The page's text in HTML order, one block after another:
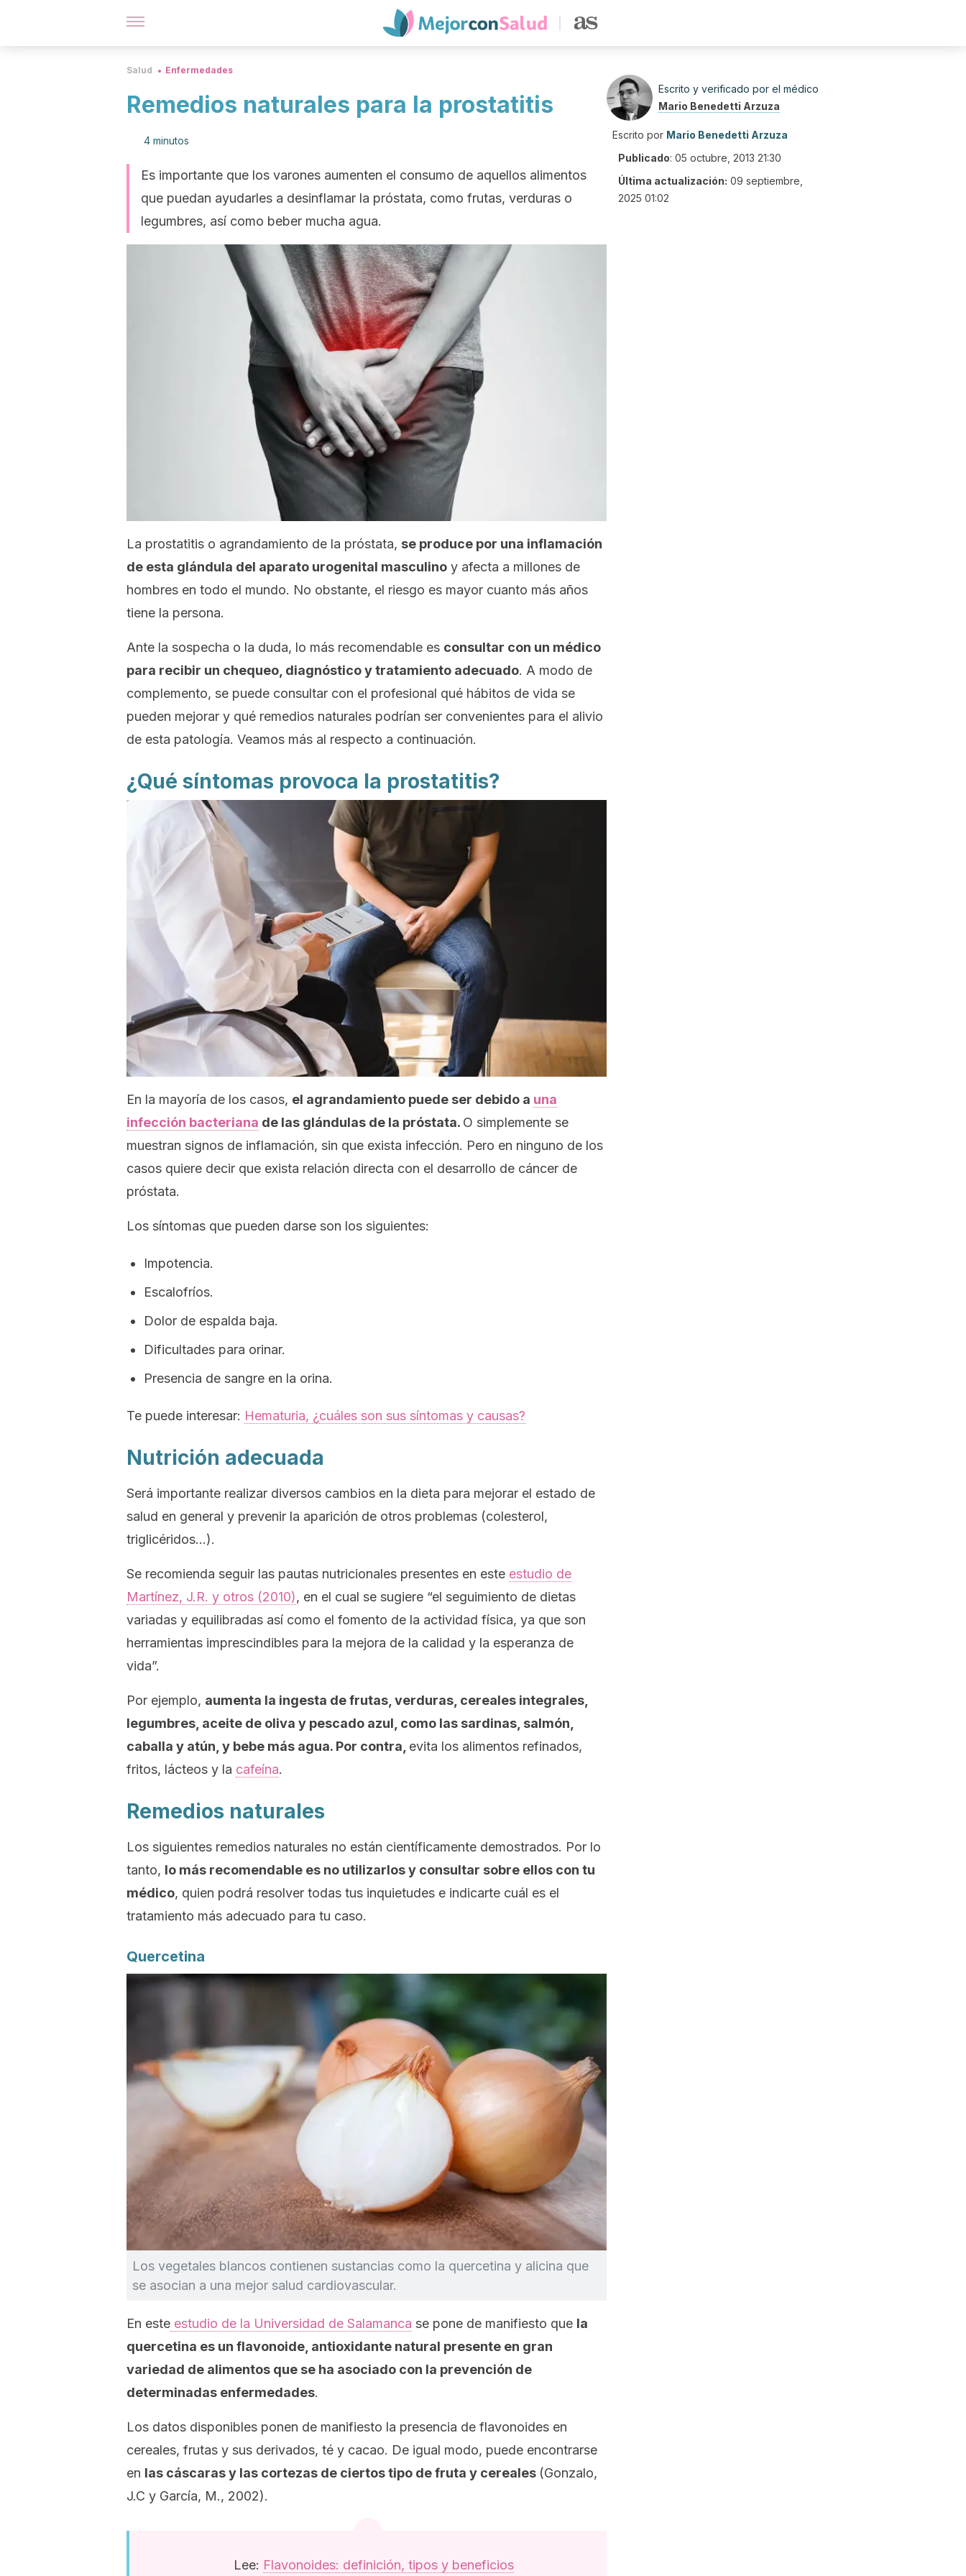
Salud Enfermedades
Remedios naturales para la prostatitis
4 minutos
Es importante que los varones aumenten el consumo de aquellos alimentos
que puedan ayudarles a desinflamar la próstata, como frutas, verduras o
legumbres, así como beber mucha agua.
La prostatitis o agrandamiento de la próstata, se produce por una inflamación
de esta glándula del aparato urogenital masculino y afecta a millones de
hombres en todo el mundo. No obstante, el riesgo es mayor cuanto más años
tiene la persona.
Ante la sospecha o la duda, lo más recomendable es consultar con un médico
para recibir un chequeo, diagnóstico y tratamiento adecuado. A modo de
complemento, se puede consultar con el profesional qué hábitos de vida se
pueden mejorar y qué remedios naturales podrían ser convenientes para el alivio
de esta patología. Veamos más al respecto a continuación.
¿Qué síntomas provoca la prostatitis?
En la mayoría de los casos, el agrandamiento puede ser debido a una
infección bacteriana de las glándulas de la próstata. O simplemente se
muestran signos de inflamación, sin que exista infección. Pero en ninguno de los
casos quiere decir que exista relación directa con el desarrollo de cáncer de
próstata.
Los síntomas que pueden darse son los siguientes:
Impotencia.
Escalofríos.
Dolor de espalda baja.
Dificultades para orinar.
Presencia de sangre en la orina.
Te puede interesar: Hematuria, ¿cuáles son sus síntomas y causas?
Nutrición adecuada
Será importante realizar diversos cambios en la dieta para mejorar el estado de
salud en general y prevenir la aparición de otros problemas (colesterol,
triglicéridos…).
Se recomienda seguir las pautas nutricionales presentes en este estudio de
Martínez, J.R. y otros (2010), en el cual se sugiere “el seguimiento de dietas
variadas y equilibradas así como el fomento de la actividad física, ya que son
herramientas imprescindibles para la mejora de la calidad y la esperanza de
vida”.
Por ejemplo, aumenta la ingesta de frutas, verduras, cereales integrales,
legumbres, aceite de oliva y pescado azul, como las sardinas, salmón,
caballa y atún, y bebe más agua. Por contra, evita los alimentos refinados,
fritos, lácteos y la cafeína.
Remedios naturales
Los siguientes remedios naturales no están científicamente demostrados. Por lo
tanto, lo más recomendable es no utilizarlos y consultar sobre ellos con tu
médico, quien podrá resolver todas tus inquietudes e indicarte cuál es el
tratamiento más adecuado para tu caso.
Quercetina
Los vegetales blancos contienen sustancias como la quercetina y alicina que
se asocian a una mejor salud cardiovascular.
En este estudio de la Universidad de Salamanca se pone de manifiesto que la
quercetina es un flavonoide, antioxidante natural presente en gran
variedad de alimentos que se ha asociado con la prevención de
determinadas enfermedades.
Los datos disponibles ponen de manifiesto la presencia de flavonoides en
cereales, frutas y sus derivados, té y cacao. De igual modo, puede encontrarse
en las cáscaras y las cortezas de ciertos tipo de fruta y cereales (Gonzalo,
J.C y García, M., 2002).
Lee: Flavonoides: definición, tipos y beneficios
Escrito y verificado por el médico
Mario Benedetti Arzuza
Escrito por Mario Benedetti Arzuza
Publicado: 05 octubre, 2013 21:30
Última actualización: 09 septiembre,
2025 01:02